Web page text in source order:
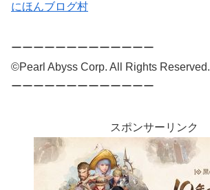
にほんブログ村
ーーーーーーーーーーーーー
©Pearl Abyss Corp. All Rights Reserved.
ーーーーーーーーーーーーー
スポンサーリンク